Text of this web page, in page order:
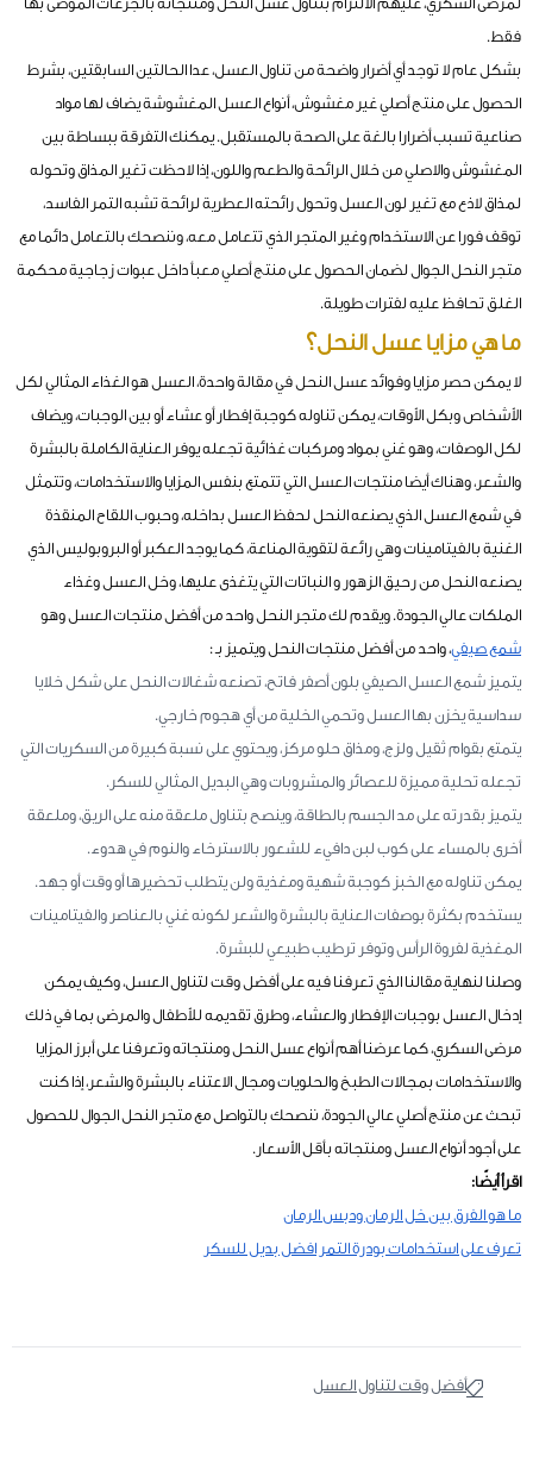
فقط.
بشكل عام لا توجد أي أضرار واضحة من تناول العسل، عدا الحالتين السابقتين، بشرط
الحصول على منتج أصلي غير مغشوش، أنواع العسل المغشوشة يضاف لها مواد
صناعية تسبب أضرارا بالغة على الصحة بالمستقبل. يمكنك التفرقة ببساطة بين
المغشوش والاصلي من خلال الرائحة والطعم واللون، إذا لاحظت تغير المذاق وتحوله
لمذاق لاذع مع تغير لون العسل وتحول رائحته العطرية لرائحة تشبه التمر الفاسد،
توقف فورا عن الاستخدام وغير المتجر الذي تتعامل معه، وننصحك بالتعامل دائما مع
متجر النحل الجوال لضمان الحصول على منتج أصلي معبأ داخل عبوات زجاجية محكمة
الغلق تحافظ عليه لفترات طويلة.
ما هي مزايا عسل النحل؟
لا يمكن حصر مزايا وفوائد عسل النحل في مقالة واحدة، العسل هو الغذاء المثالي لكل
الأشخاص وبكل الأوقات، يمكن تناوله كوجبة إفطار أو عشاء أو بين الوجبات، ويضاف
لكل الوصفات، وهو غني بمواد ومركبات غذائية تجعله يوفر العناية الكاملة بالبشرة
والشعر، وهناك أيضا منتجات العسل التي تتمتع بنفس المزايا والاستخدامات، وتتمثل
في شمع العسل الذي يصنعه النحل لحفظ العسل بداخله، وحبوب اللقاح المنقذة
الغنية بالفيتامينات وهي رائعة لتقوية المناعة، كما يوجد العكبر أو البروبوليس الذي
يصنعه النحل من رحيق الزهور و النباتات التي يتغذى عليها، وخل العسل وغذاء
الملكات عالي الجودة. ويقدم لك متجر النحل واحد من أفضل منتجات العسل وهو
شمع صيفي، واحد من أفضل منتجات النحل ويتميز بـ :
يتميز شمع العسل الصيفي بلون أصفر فاتح، تصنعه شغالات النحل على شكل خلايا
سداسية يخزن بها العسل وتحمي الخلية من أي هجوم خارجي.
يتمتع بقوام ثقيل ولزج، ومذاق حلو مركز، ويحتوي على نسبة كبيرة من السكريات التي
تجعله تحلية مميزة للعصائر والمشروبات وهي البديل المثالي للسكر.
يتميز بقدرته على مد الجسم بالطاقة، وينصح بتناول ملعقة منه على الريق، وملعقة
أخرى بالمساء على كوب لبن دافيء للشعور بالاسترخاء والنوم في هدوء.
يمكن تناوله مع الخبز كوجبة شهية ومغذية ولن يتطلب تحضيرها أو وقت أو جهد.
يستخدم بكثرة بوصفات العناية بالبشرة والشعر لكونه غني بالعناصر والفيتامينات
المغذية لفروة الرأس وتوفر ترطيب طبيعي للبشرة.
وصلنا لنهاية مقالنا الذي تعرفنا فيه على أفضل وقت لتناول العسل، وكيف يمكن
إدخال العسل بوجبات الإفطار والعشاء، وطرق تقديمه للأطفال والمرضى بما في ذلك
مرضى السكري، كما عرضنا أهم أنواع عسل النحل ومنتجاته وتعرفنا على أبرز المزايا
والاستخدامات بمجالات الطبخ والحلويات ومجال الاعتناء بالبشرة والشعر، إذا كنت
تبحث عن منتج أصلي عالي الجودة، ننصحك بالتواصل مع متجر النحل الجوال للحصول
على أجود أنواع العسل ومنتجاته بأقل الأسعار.
اقرأ أيضًا:
ما هو الفرق بين خل الرمان ودبس الرمان
تعرف على استخدامات بودرة التمر افضل بديل للسكر
أفضل وقت لتناول العسل